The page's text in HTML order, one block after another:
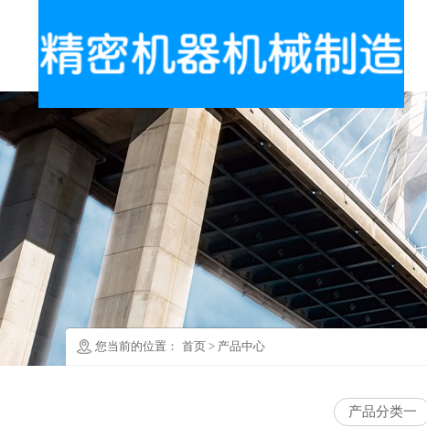
您当前的位置： 首页 > 产品中心
产品分类一